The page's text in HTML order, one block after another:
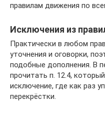
правилам движения по
Исключения из
Практически в любом
уточнения и оговорки,
подобные дополнения. В
прочитать п. 12.4,
исключение, где как раз
перекрёстки.